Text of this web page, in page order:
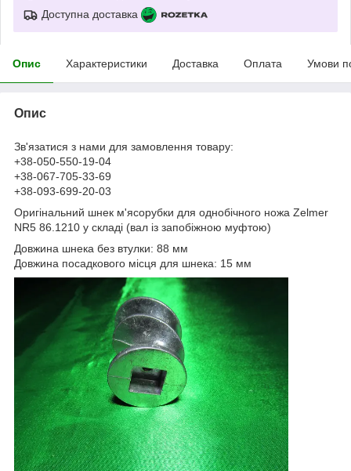
Доступна доставка
Опис Характеристики Доставка Оплата Умови
Опис
Зв'язатися з нами для замовлення товару:
+38-050-550-19-04
+38-067-705-33-69
+38-093-699-20-03
Оригінальний шнек м'ясорубки для однобічного ножа Zelmer
NR5 86.1210 у складі (вал із запобіжною муфтою)
Довжина шнека без втулки: 88 мм
Довжина посадкового місця для шнека: 15 мм